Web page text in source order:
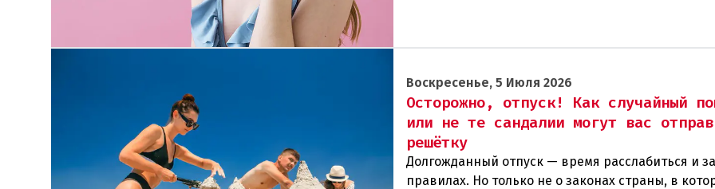
Воскресенье, 5 Июля 2026
Осторожно, отпуск! Как случайный
или не те сандалии могут вас
решётку
Долгожданный отпуск — время расслабиться и
правилах. Но только не о законах страны, в